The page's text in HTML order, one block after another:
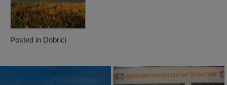
Posted in Dobrici